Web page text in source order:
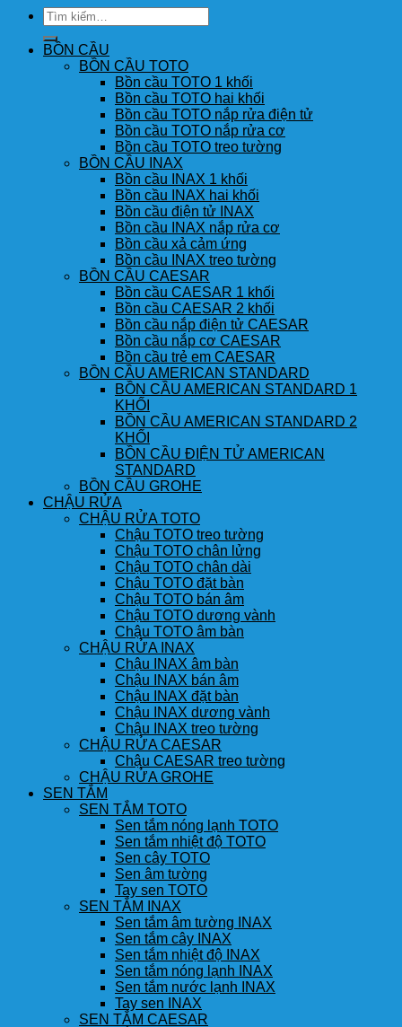
Tìm
kiếm:
BỒN CẦU
BỒN CẦU TOTO
Bồn cầu TOTO 1 khối
Bồn cầu TOTO hai khối
Bồn cầu TOTO nắp rửa điện tử
Bồn cầu TOTO nắp rửa cơ
Bồn cầu TOTO treo tường
BỒN CẦU INAX
Bồn cầu INAX 1 khối
Bồn cầu INAX hai khối
Bồn cầu điện tử INAX
Bồn cầu INAX nắp rửa cơ
Bồn cầu xả cảm ứng
Bồn cầu INAX treo tường
BỒN CẦU CAESAR
Bồn cầu CAESAR 1 khối
Bồn cầu CAESAR 2 khối
Bồn cầu nắp điện tử CAESAR
Bồn cầu nắp cơ CAESAR
Bồn cầu trẻ em CAESAR
BỒN CẦU AMERICAN STANDARD
BỒN CẦU AMERICAN STANDARD 1
KHỐI
BỒN CẦU AMERICAN STANDARD 2
KHỐI
BỒN CẦU ĐIỆN TỬ AMERICAN
STANDARD
BỒN CẦU GROHE
CHẬU RỬA
CHẬU RỬA TOTO
Chậu TOTO treo tường
Chậu TOTO chân lửng
Chậu TOTO chân dài
Chậu TOTO đặt bàn
Chậu TOTO bán âm
Chậu TOTO dương vành
Chậu TOTO âm bàn
CHẬU RỬA INAX
Chậu INAX âm bàn
Chậu INAX bán âm
Chậu INAX đặt bàn
Chậu INAX dương vành
Chậu INAX treo tường
CHẬU RỬA CAESAR
Chậu CAESAR treo tường
CHẬU RỬA GROHE
SEN TẮM
SEN TẮM TOTO
Sen tắm nóng lạnh TOTO
Sen tắm nhiệt độ TOTO
Sen cây TOTO
Sen âm tường
Tay sen TOTO
SEN TẮM INAX
Sen tắm âm tường INAX
Sen tắm cây INAX
Sen tắm nhiệt độ INAX
Sen tắm nóng lạnh INAX
Sen tắm nước lạnh INAX
Tay sen INAX
SEN TẮM CAESAR